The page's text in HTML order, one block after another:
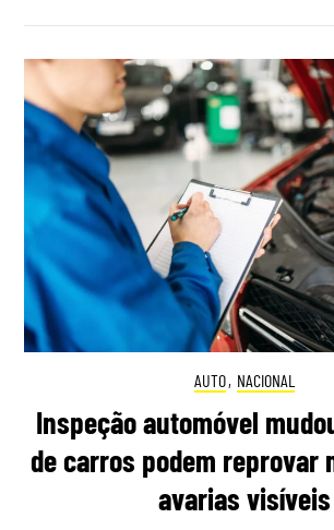
AUTO, NACIONAL
Inspeção automóvel
de carros podem reprovar
avarias visíveis